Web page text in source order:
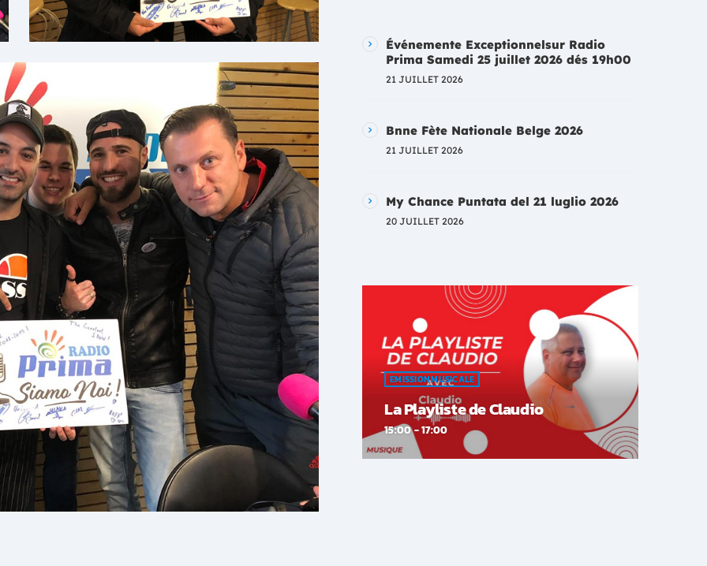
Événemente Exceptionnelsur Radio
Prima Samedi 25 juillet 2026 dés 19h00
21 JUILLET 2026
Bnne Fète Nationale Belge 2026
21 JUILLET 2026
My Chance Puntata del 21 luglio 2026
20 JUILLET 2026
EMISSION MUSICALE
La Playliste de Claudio
15:00 - 17:00